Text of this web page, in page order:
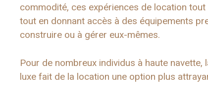
commodité, ces expériences de location
tout en donnant accès à des équipements
construire ou à gérer eux-mêmes.
Pour de nombreux individus à haute
luxe fait de la location une option plus